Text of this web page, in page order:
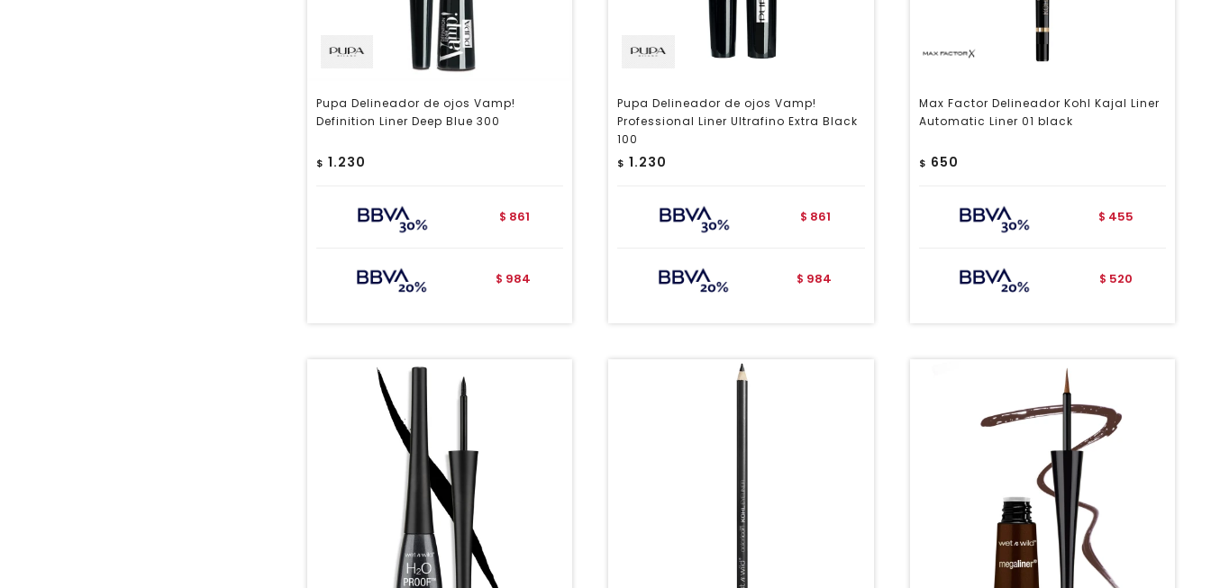
Pupa Delineador de ojos Vamp!
Definition Liner Deep Blue 300
$ 1.230
$ 861
$ 984
Pupa Delineador de ojos Vamp!
Professional Liner Ultrafino Extra Black
100
$ 1.230
$ 861
$ 984
Max Factor Delineador Kohl Kajal Liner
Automatic Liner 01 black
$ 650
$ 455
$ 520